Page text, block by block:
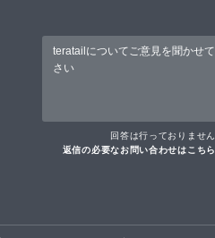
回答は行っておりません
返信の必要なお問い合わせはこちら